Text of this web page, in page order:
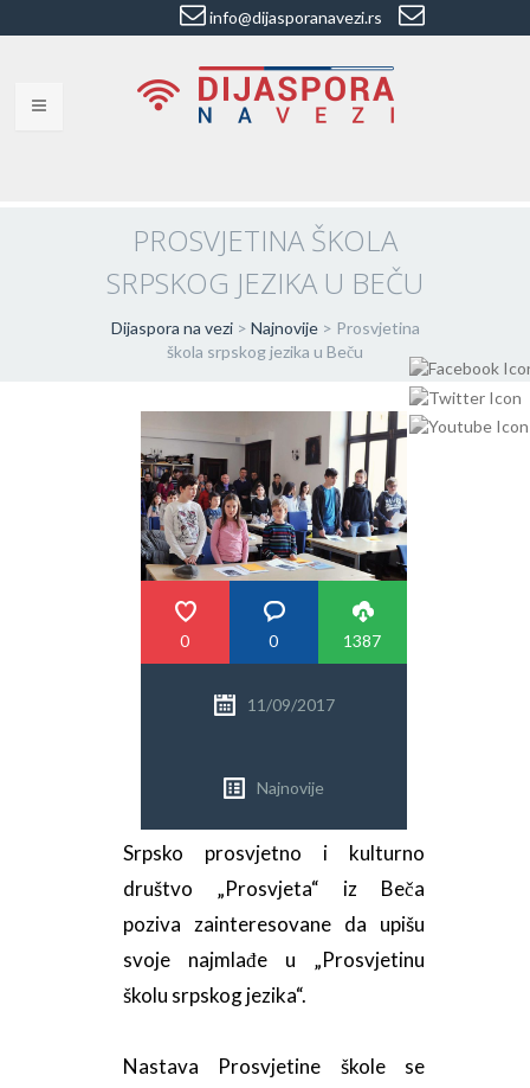
info@dijasporanavezi.rs
8528011
BLOG
VIDEO
O NAMA
IMPRESUM
PRETRAGA
PROSVJETINA ŠKOLA
SRPSKOG JEZIKA U BEČU
Dijaspora na vezi> Najnovije> Prosvjetina
škola srpskog jezika u Beču
0 0 1387
11/09/2017
Najnovije
Srpsko prosvjetno i kulturno
društvo „Prosvjeta“ iz Beča
poziva zainteresovane da upišu
svoje najmlađe u „Prosvjetinu
školu srpskog jezika“.
Nastava Prosvjetine škole se